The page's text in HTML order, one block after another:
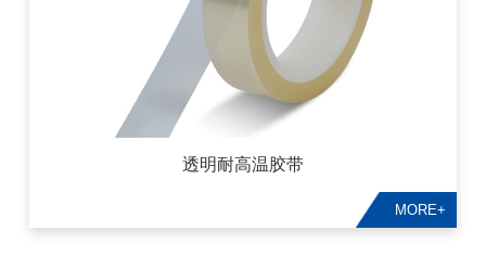
透明耐高温胶带
MORE+